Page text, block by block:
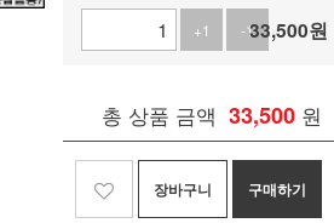
+1
-133,500원
총 상품 금액 33,500 원
장바구니 구매하기